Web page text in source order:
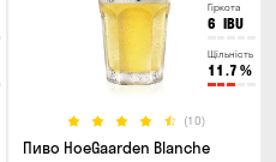
Гіркота
6 IBU
Щільність
11.7 %
(10)
Пиво HoeGaarden Blanche